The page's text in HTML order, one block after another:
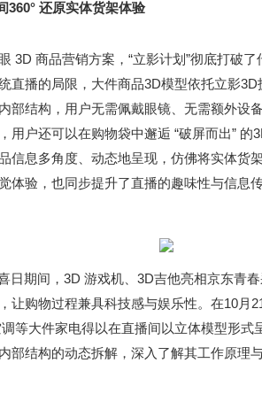
360° 还原实体货架体验
3D 商品营销方案，“立影计划”彻底打破
直播的局限，大件商品3D模型依托立影
部结构，用户无需佩戴眼镜、无需额外设
用户还可以在购物袋中邂逅 “破屏而出”
信息多角度、动态地呈现，仿佛将实体货
体验，也同步提升了直播的趣味性与信息
日期间，3D 游戏机、3D吉他亮相京东青
让购物过程兼具科技感与娱乐性。在10月
等大件家电得以在直播间以立体模型形式
部结构的动态拆解，深入了解其工作原理